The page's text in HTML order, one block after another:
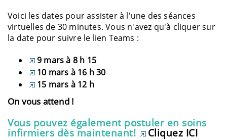
Voici les dates pour assister à l'une des séances
virtuelles de 30 minutes. Vous n'avez qu'à cliquer sur
la date pour suivre le lien Teams :
9 mars à 8 h 15
10 mars à 16 h 30
15 mars à 12 h
On vous attend !
Vous pouvez également postuler en soins
infirmiers dès maintenant! Cliquez ICI